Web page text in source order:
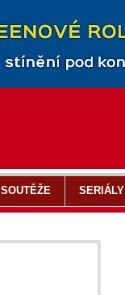
SOUTĚŽE SERIÁLY